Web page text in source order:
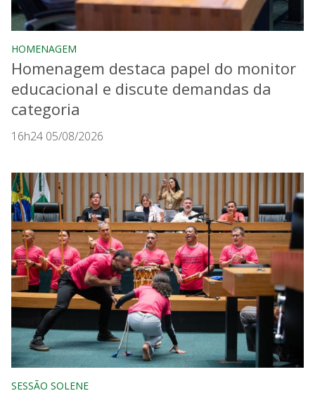
HOMENAGEM
Homenagem destaca papel do monitor
educacional e discute demandas da
categoria
16h24 05/08/2026
SESSÃO SOLENE